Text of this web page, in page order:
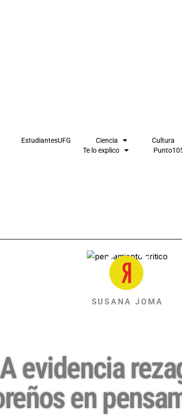
EstudiantesUFG Ciencia Cultura
Te lo explico
SUSANA JOMA
evidencia
en